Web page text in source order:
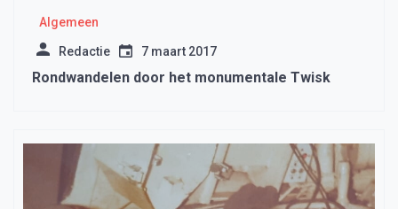
Algemeen
Redactie 7 maart 2017
Rondwandelen door het monumentale Twisk